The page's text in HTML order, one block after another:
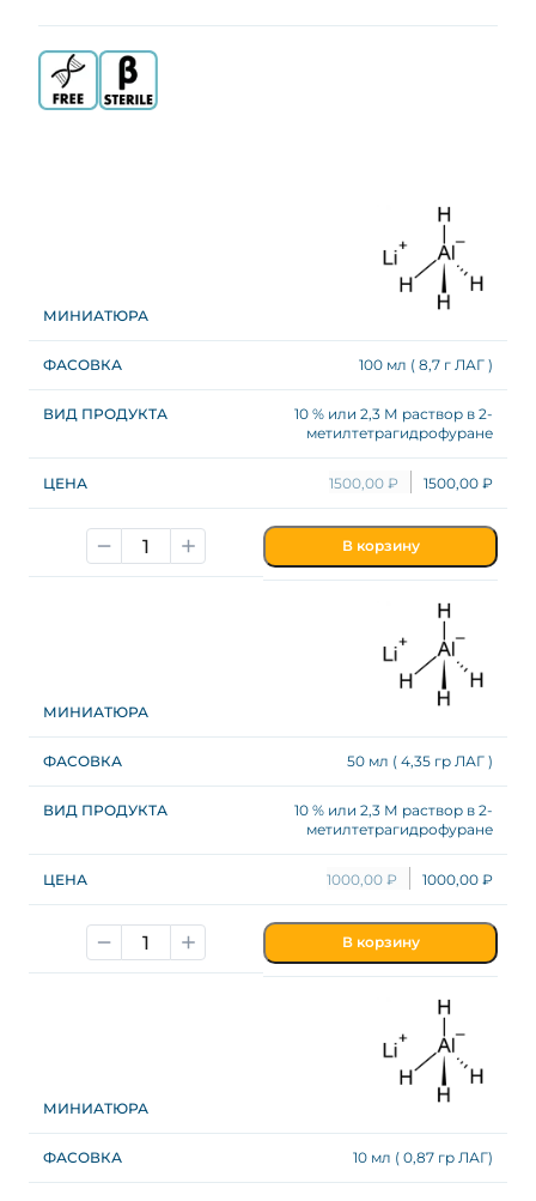
100 мл ( 8,7 г ЛАГ )
10 % или 2,3 М раствор в 2-
метилтетрагидрофуране
1500,00 ₽ 1500,00 ₽
В корзину
50 мл ( 4,35 гр ЛАГ )
10 % или 2,3 М раствор в 2-
метилтетрагидрофуране
1000,00 ₽ 1000,00 ₽
В корзину
10 мл ( 0,87 гр ЛАГ)